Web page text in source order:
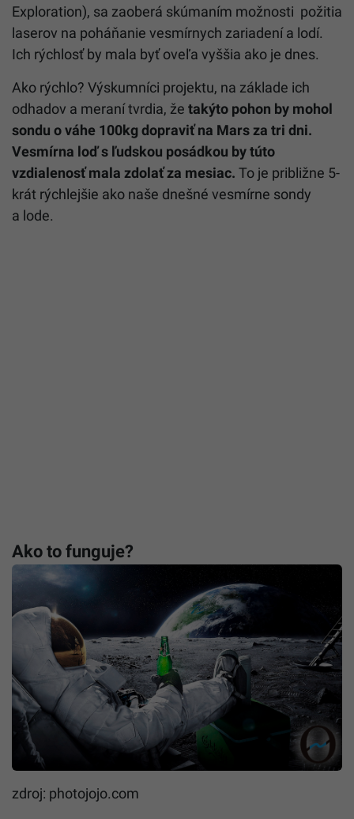
Exploration), sa zaoberá skúmaním možnosti požitia
laserov na poháňanie vesmírnych zariadení a lodí.
Ich rýchlosť by mala byť oveľa vyššia ako je dnes.
Ako rýchlo? Výskumníci projektu, na základe ich
odhadov a meraní tvrdia, že takýto pohon by mohol
sondu o váhe 100kg dopraviť na Mars za tri dni.
Vesmírna loď s ľudskou posádkou by túto
vzdialenosť mala zdolať za mesiac. To je približne 5-
krát rýchlejšie ako naše dnešné vesmírne sondy
a lode.
Ako to funguje?
zdroj: photojojo.com